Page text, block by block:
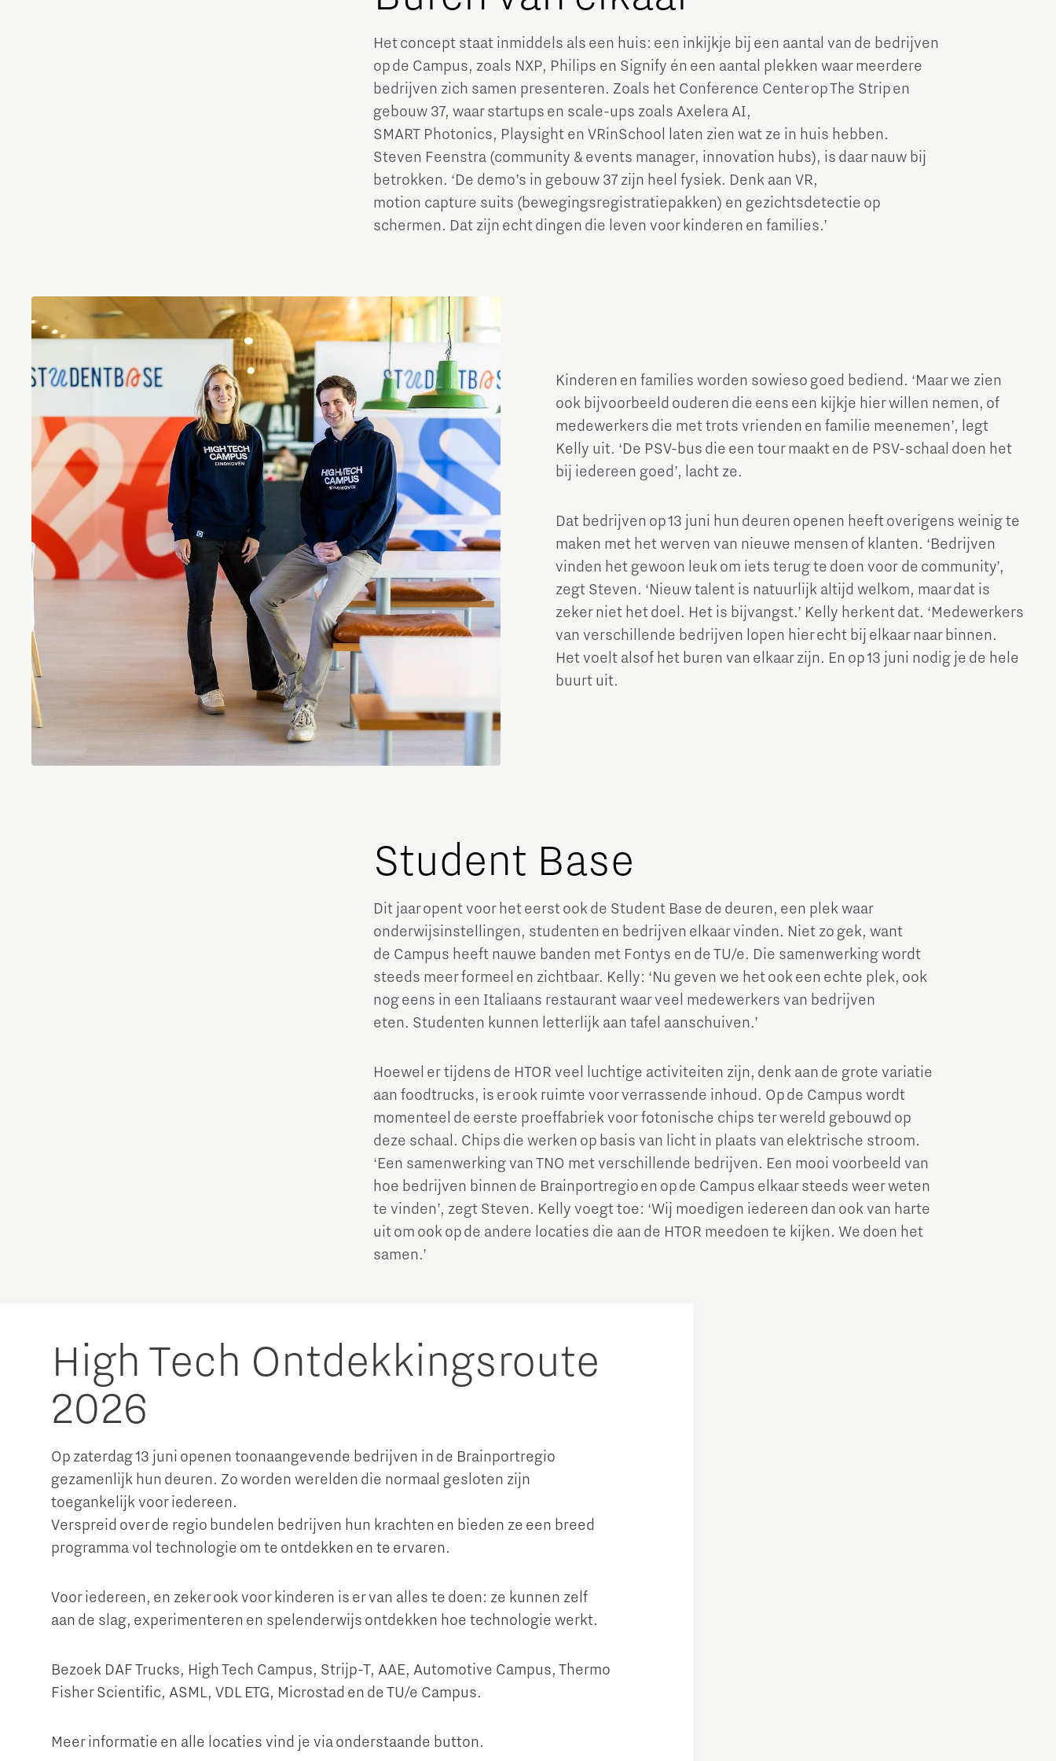
Het concept staat inmiddels als een huis: een inkijkje bij een aantal van de bedrijven
op de Campus, zoals NXP, Philips en Signify én een aantal plekken waar meerdere
bedrijven zich samen presenteren. Zoals het Conference Center op The Strip en
gebouw 37, waar startups en scale-ups zoals Axelera AI,
SMART Photonics, Playsight en VRinSchool laten zien wat ze in huis hebben.
Steven Feenstra (community & events manager, innovation hubs), is daar nauw bij
betrokken. ‘De demo’s in gebouw 37 zijn heel fysiek. Denk aan VR,
motion capture suits (bewegingsregistratiepakken) en gezichtsdetectie op
schermen. Dat zijn echt dingen die leven voor kinderen en families.’
Kinderen en families worden sowieso goed bediend. ‘Maar we zien
ook bijvoorbeeld ouderen die eens een kijkje hier willen nemen, of
medewerkers die met trots vrienden en familie meenemen’, legt
Kelly uit. ‘De PSV-bus die een tour maakt en de PSV-schaal doen het
bij iedereen goed’, lacht ze.
Dat bedrijven op 13 juni hun deuren openen heeft overigens weinig te
maken met het werven van nieuwe mensen of klanten. ‘Bedrijven
vinden het gewoon leuk om iets terug te doen voor de community’,
zegt Steven. ‘Nieuw talent is natuurlijk altijd welkom, maar dat is
zeker niet het doel. Het is bijvangst.’ Kelly herkent dat. ‘Medewerkers
van verschillende bedrijven lopen hier echt bij elkaar naar binnen.
Het voelt alsof het buren van elkaar zijn. En op 13 juni nodig je de hele
buurt uit.
Student Base
Dit jaar opent voor het eerst ook de Student Base de deuren, een plek waar
onderwijsinstellingen, studenten en bedrijven elkaar vinden. Niet zo gek, want
de Campus heeft nauwe banden met Fontys en de TU/e. Die samenwerking wordt
steeds meer formeel en zichtbaar. Kelly: ‘Nu geven we het ook een echte plek, ook
nog eens in een Italiaans restaurant waar veel medewerkers van bedrijven
eten. Studenten kunnen letterlijk aan tafel aanschuiven.’
Hoewel er tijdens de HTOR veel luchtige activiteiten zijn, denk aan de grote variatie
aan foodtrucks, is er ook ruimte voor verrassende inhoud. Op de Campus wordt
momenteel de eerste proeffabriek voor fotonische chips ter wereld gebouwd op
deze schaal. Chips die werken op basis van licht in plaats van elektrische stroom.
‘Een samenwerking van TNO met verschillende bedrijven. Een mooi voorbeeld van
hoe bedrijven binnen de Brainportregio en op de Campus elkaar steeds weer weten
te vinden’, zegt Steven. Kelly voegt toe: ‘Wij moedigen iedereen dan ook van harte
uit om ook op de andere locaties die aan de HTOR meedoen te kijken. We doen het
samen.’
High Tech Ontdekkingsroute
2026
Op zaterdag 13 juni openen toonaangevende bedrijven in de Brainportregio
gezamenlijk hun deuren. Zo worden werelden die normaal gesloten zijn
toegankelijk voor iedereen.
Verspreid over de regio bundelen bedrijven hun krachten en bieden ze een breed
programma vol technologie om te ontdekken en te ervaren.
Voor iedereen, en zeker ook voor kinderen is er van alles te doen: ze kunnen zelf
aan de slag, experimenteren en spelenderwijs ontdekken hoe technologie werkt.
Bezoek DAF Trucks, High Tech Campus, Strijp-T, AAE, Automotive Campus, Thermo
Fisher Scientific, ASML, VDL ETG, Microstad en de TU/e Campus.
Meer informatie en alle locaties vind je via onderstaande button.